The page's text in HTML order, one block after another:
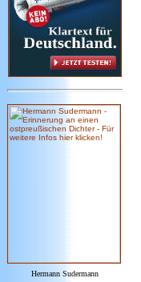
Hermann Sudermann